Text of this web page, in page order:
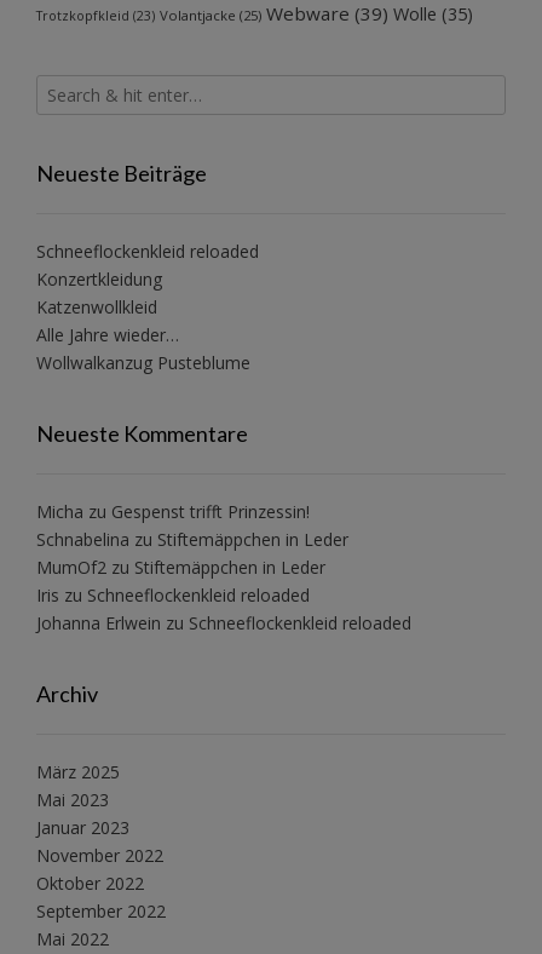
Trotzkopfkleid (23) Volantjacke (25) Webware (39) Wolle (35)
Neueste Beiträge
Schneeflockenkleid reloaded
Konzertkleidung
Katzenwollkleid
Alle Jahre wieder…
Wollwalkanzug Pusteblume
Neueste Kommentare
Micha zu Gespenst trifft Prinzessin!
Schnabelina zu Stiftemäppchen in Leder
MumOf2 zu Stiftemäppchen in Leder
Iris zu Schneeflockenkleid reloaded
Johanna Erlwein zu Schneeflockenkleid reloaded
Archiv
März 2025
Mai 2023
Januar 2023
November 2022
Oktober 2022
September 2022
Mai 2022